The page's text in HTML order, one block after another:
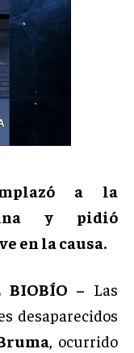
a la
y pidió
en la causa.
BIOBÍO – Las
desaparecidos
, ocurrido